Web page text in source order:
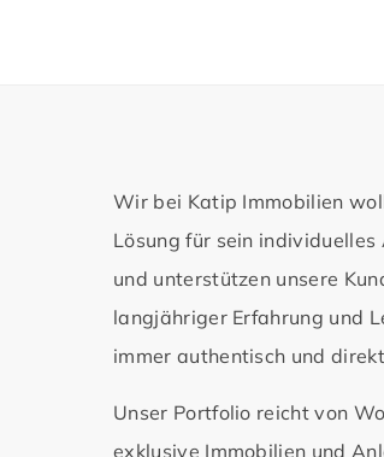
Wir bei Katip Immobilien
Lösung für sein
und unterstützen unsere
langjähriger Erfahrung und
immer authentisch und
Unser Portfolio reicht von
exklusive Immobilien und